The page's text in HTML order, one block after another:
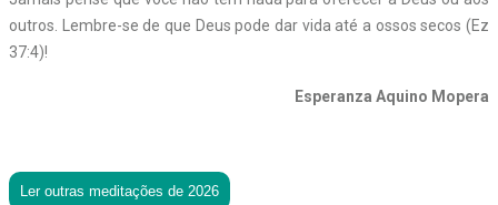
outros. Lembre-se de que Deus pode dar vida até a ossos secos (Ez
37:4)!
Esperanza Aquino Mopera
Ler outras meditações de 2026